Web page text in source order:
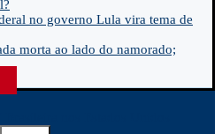
no governo Lula vira tema de
morta ao lado do namorado;